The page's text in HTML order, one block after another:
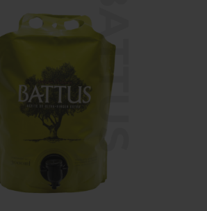
BATTUS